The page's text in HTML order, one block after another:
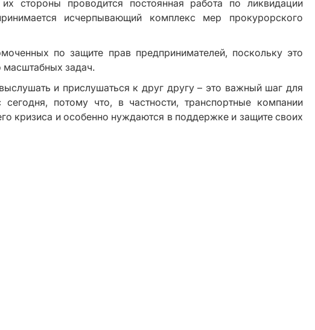
стороны проводится постоянная работа по ликвидации
исчерпывающий комплекс мер прокурорского
по защите прав предпринимателей, поскольку это
масштабных задач.
и прислушаться к друг другу – это важный шаг для
потому что, в частности, транспортные компании
кризиса и особенно нуждаются в поддержке и защите своих